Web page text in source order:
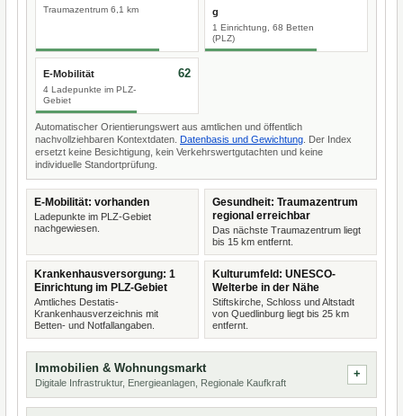
Traumazentrum 6,1 km g
1 Einrichtung, 68 Betten
(PLZ)
E-Mobilität
4 Ladepunkte im PLZ-
Gebiet
62
Automatischer Orientierungswert aus amtlichen und öffentlich
nachvollziehbaren Kontextdaten. Datenbasis und Gewichtung . Der Index
ersetzt keine Besichtigung, kein Verkehrswertgutachten und keine
individuelle Standortprüfung.
E-Mobilität: vorhanden
Ladepunkte im PLZ-Gebiet
nachgewiesen.
Gesundheit: Traumazentrum
regional erreichbar
Das nächste Traumazentrum liegt
bis 15 km entfernt.
Krankenhausversorgung: 1
Einrichtung im PLZ-Gebiet
Amtliches Destatis-
Krankenhausverzeichnis mit
Betten- und Notfallangaben.
Kulturumfeld: UNESCO-
Welterbe in der Nähe
Stiftskirche, Schloss und Altstadt
von Quedlinburg liegt bis 25 km
entfernt.
Immobilien & Wohnungsmarkt
Digitale Infrastruktur, Energieanlagen, Regionale Kaufkraft